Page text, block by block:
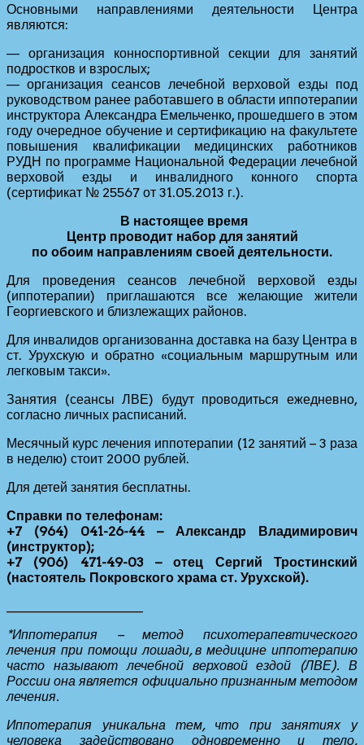
Основными направлениями деятельности Центра
являются:
— организация конноспортивной секции для занятий
подростков и взрослых;
— организация сеансов лечебной верховой езды под
руководством ранее работавшего в области иппотерапии
инструктора Александра Емельченко, прошедшего в этом
году очередное обучение и сертификацию на факультете
повышения квалификации медицинских работников
РУДН по программе Национальной Федерации лечебной
верховой езды и инвалидного конного спорта
(сертификат № 25567 от 31.05.2013 г.).
В настоящее время
Центр проводит набор для занятий
по обоим направлениям своей деятельности.
Для проведения сеансов лечебной верховой езды
(иппотерапии) приглашаются все желающие жители
Георгиевского и близлежащих районов.
Для инвалидов организованна доставка на базу Центра в
ст. Урухскую и обратно «социальным маршрутным или
легковым такси».
Занятия (сеансы ЛВЕ) будут проводиться ежедневно,
согласно личных расписаний.
Месячный курс лечения иппотерапии (12 занятий – 3 раза
в неделю) стоит 2000 рублей.
Для детей занятия бесплатны.
Справки по телефонам:
+7 (964) 041-26-44 − Александр Владимирович
(инструктор);
+7 (906) 471-49-03 − отец Сергий Тростинский
(настоятель Покровского храма ст. Урухской).
*Иппотерапия – метод психотерапевтического
лечения при помощи лошади, в медицине иппотерапию
часто называют лечебной верховой ездой (ЛВЕ). В
России она является официально признанным методом
лечения.
Иппотерапия уникальна тем, что при занятиях у
человека задействовано одновременно и тело,